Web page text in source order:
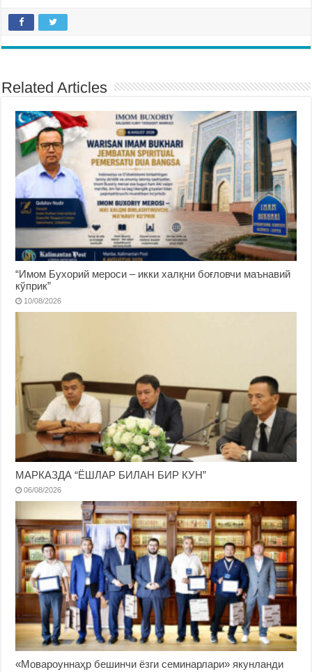
Related Articles
“Имом Бухорий мероси – икки халқни боғловчи маънавий
кўприк”
10/08/2026
МАРКАЗДА “ЁШЛАР БИЛАН БИР КУН”
06/08/2026
«Мовароуннаҳр бешинчи ёзги семинарлари» якунланди